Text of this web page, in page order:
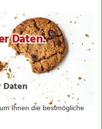
dieser Seite
nicht in allen Größen
Nutzer der NORMA
Bedingungen in der
ist die Buchung
4 Wochen möglich!
aufgeladen